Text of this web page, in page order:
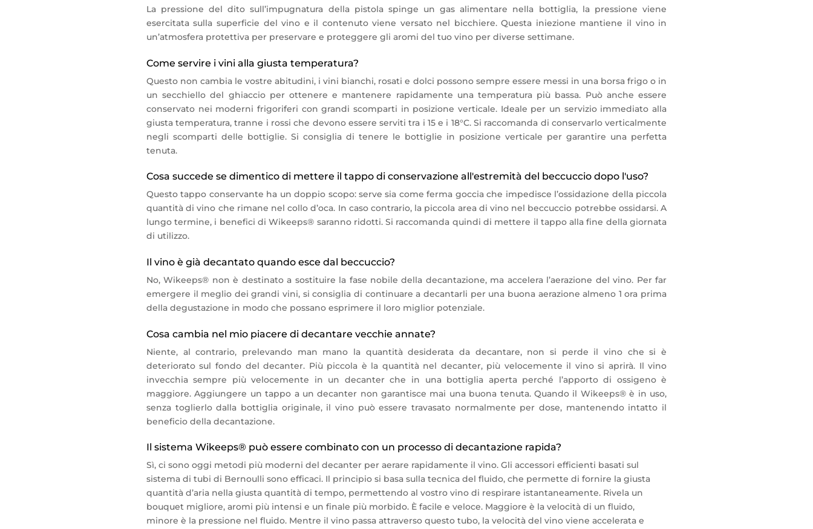
La pressione del dito sull’impugnatura della pistola spinge un gas alimentare nella bottiglia, la pressione viene
esercitata sulla superficie del vino e il contenuto viene versato nel bicchiere. Questa iniezione mantiene il vino in
un’atmosfera protettiva per preservare e proteggere gli aromi del tuo vino per diverse settimane.
Come servire i vini alla giusta temperatura?
Questo non cambia le vostre abitudini, i vini bianchi, rosati e dolci possono sempre essere messi in una borsa frigo o in
un secchiello del ghiaccio per ottenere e mantenere rapidamente una temperatura più bassa. Può anche essere
conservato nei moderni frigoriferi con grandi scomparti in posizione verticale. Ideale per un servizio immediato alla
giusta temperatura, tranne i rossi che devono essere serviti tra i 15 e i 18°C. Si raccomanda di conservarlo verticalmente
negli scomparti delle bottiglie. Si consiglia di tenere le bottiglie in posizione verticale per garantire una perfetta
tenuta.
Cosa succede se dimentico di mettere il tappo di conservazione all'estremità del beccuccio dopo l'uso?
Questo tappo conservante ha un doppio scopo: serve sia come ferma goccia che impedisce l’ossidazione della piccola
quantità di vino che rimane nel collo d’oca. In caso contrario, la piccola area di vino nel beccuccio potrebbe ossidarsi. A
lungo termine, i benefici di Wikeeps® saranno ridotti. Si raccomanda quindi di mettere il tappo alla fine della giornata
di utilizzo.
Il vino è già decantato quando esce dal beccuccio?
No, Wikeeps® non è destinato a sostituire la fase nobile della decantazione, ma accelera l’aerazione del vino. Per far
emergere il meglio dei grandi vini, si consiglia di continuare a decantarli per una buona aerazione almeno 1 ora prima
della degustazione in modo che possano esprimere il loro miglior potenziale.
Cosa cambia nel mio piacere di decantare vecchie annate?
Niente, al contrario, prelevando man mano la quantità desiderata da decantare, non si perde il vino che si è
deteriorato sul fondo del decanter. Più piccola è la quantità nel decanter, più velocemente il vino si aprirà. Il vino
invecchia sempre più velocemente in un decanter che in una bottiglia aperta perché l’apporto di ossigeno è
maggiore. Aggiungere un tappo a un decanter non garantisce mai una buona tenuta. Quando il Wikeeps® è in uso,
senza toglierlo dalla bottiglia originale, il vino può essere travasato normalmente per dose, mantenendo intatto il
beneficio della decantazione.
Il sistema Wikeeps® può essere combinato con un processo di decantazione rapida?
Sì, ci sono oggi metodi più moderni del decanter per aerare rapidamente il vino. Gli accessori efficienti basati sul
sistema di tubi di Bernoulli sono efficaci. Il principio si basa sulla tecnica del fluido, che permette di fornire la giusta
quantità d’aria nella giusta quantità di tempo, permettendo al vostro vino di respirare istantaneamente. Rivela un
bouquet migliore, aromi più intensi e un finale più morbido. È facile e veloce. Maggiore è la velocità di un fluido,
minore è la pressione nel fluido. Mentre il vino passa attraverso questo tubo, la velocità del vino viene accelerata e